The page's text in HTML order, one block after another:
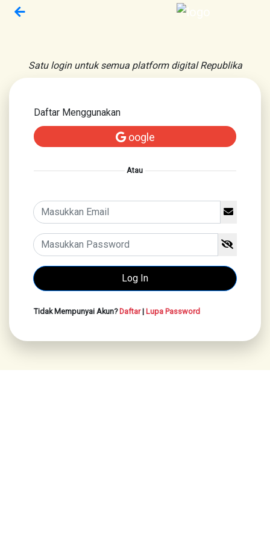
Satu login untuk semua platform digital Republika
Daftar Menggunakan
oogle
Atau
Tidak Mempunyai Akun?Daftar| Lupa Password